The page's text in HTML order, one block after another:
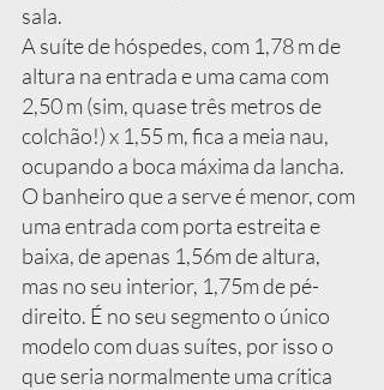
sala.
A suíte de hóspedes, com 1,78 m de
altura na entrada e uma cama com
2,50 m (sim, quase três metros de
colchão!) x 1,55 m, fica a meia nau,
ocupando a boca máxima da lancha.
O banheiro que a serve é menor, com
uma entrada com porta estreita e
baixa, de apenas 1,56m de altura,
mas no seu interior, 1,75m de pé-
direito. É no seu segmento o único
modelo com duas suítes, por isso o
que seria normalmente uma crítica